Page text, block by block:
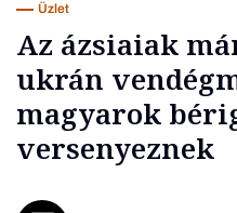
Üzlet
Az ázsiaiak
ukrán
magyarok
versenyeznek